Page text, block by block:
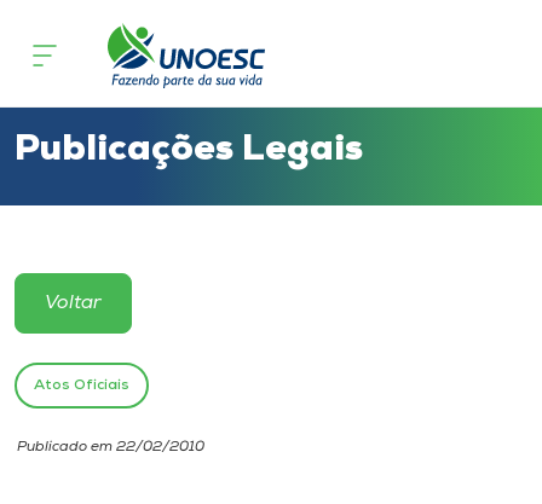
Cursos
Atendimento ao Estudante
Portal de Ensino
Unoesc
Publicações Legais
Voltar
Atos Oficiais
Publicado em 22/02/2010